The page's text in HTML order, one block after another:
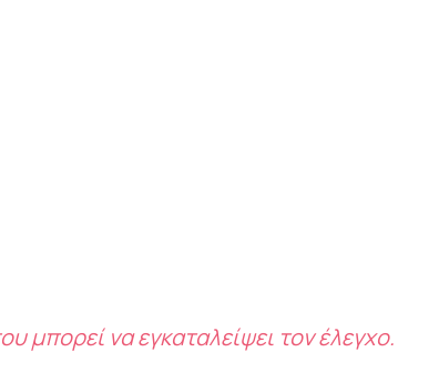
μπορεί να εγκαταλείψει τον έλεγχο.